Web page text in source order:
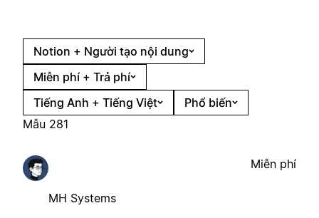
Notion + Người tạo nội dung
Miễn phí + Trả phí
Tiếng Anh + Tiếng Việt
Phổ biến
Mẫu 281
MH Systems
Miễn phí